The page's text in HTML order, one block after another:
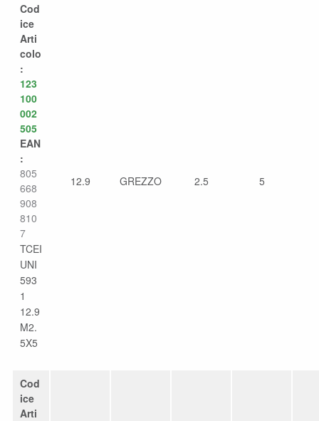
Cod
ice
Arti
colo
:
123
100
002
505
EAN
:
805
668
908
810
7
TCEI
UNI
593
1
12.9
M2.
5X5
12.9 GREZZO 2.5 5
Cod
ice
Arti